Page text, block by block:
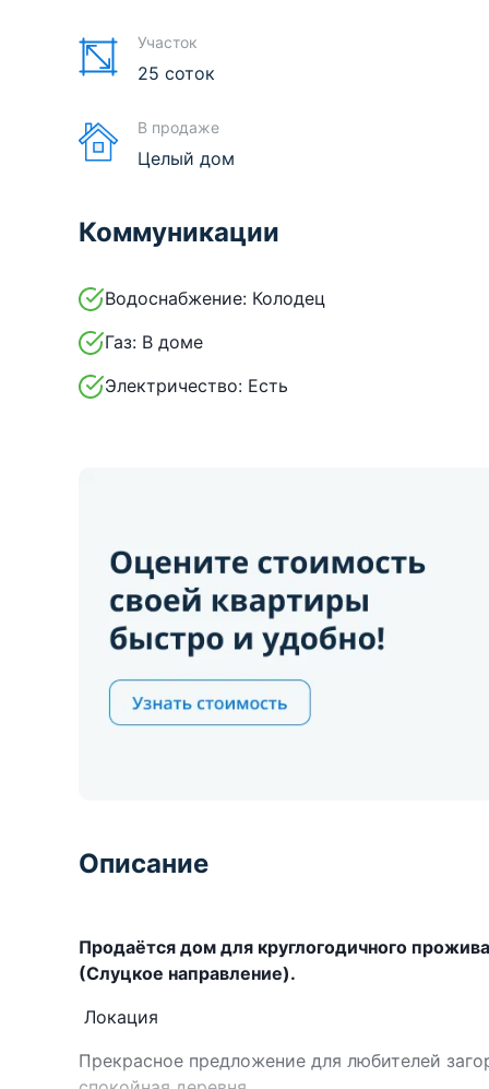
Участок
25 соток
В продаже
Целый дом
Коммуникации
Водоснабжение: Колодец
Газ: В доме
Электричество: Есть
Описание
Продаётся дом для круглогодичного
(Слуцкое направление).
Локация
Прекрасное предложение для любителей